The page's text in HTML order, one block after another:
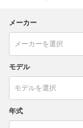
メーカー
モデル
年式